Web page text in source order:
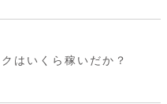
はいくら稼いだか？